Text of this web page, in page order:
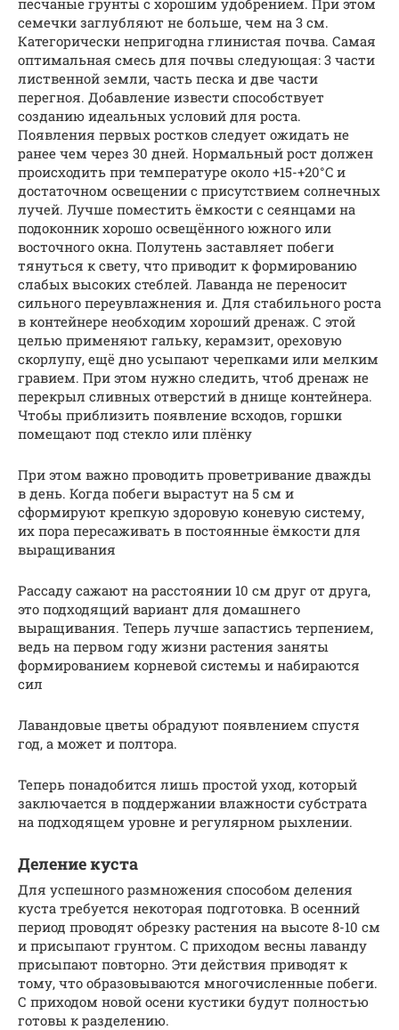
семечки заглубляют не больше, чем на 3 см.
Категорически непригодна глинистая почва. Самая
оптимальная смесь для почвы следующая: 3 части
лиственной земли, часть песка и две части
перегноя. Добавление извести способствует
созданию идеальных условий для роста.
Появления первых ростков следует ожидать не
ранее чем через 30 дней. Нормальный рост должен
происходить при температуре около +15-+20°C и
достаточном освещении с присутствием солнечных
лучей. Лучше поместить ёмкости с сеянцами на
подоконник хорошо освещённого южного или
восточного окна. Полутень заставляет побеги
тянуться к свету, что приводит к формированию
слабых высоких стеблей. Лаванда не переносит
сильного переувлажнения и. Для стабильного роста
в контейнере необходим хороший дренаж. С этой
целью применяют гальку, керамзит, ореховую
скорлупу, ещё дно усыпают черепками или мелким
гравием. При этом нужно следить, чтоб дренаж не
перекрыл сливных отверстий в днище контейнера.
Чтобы приблизить появление всходов, горшки
помещают под стекло или плёнку
При этом важно проводить проветривание дважды
в день. Когда побеги вырастут на 5 см и
сформируют крепкую здоровую коневую систему,
их пора пересаживать в постоянные ёмкости для
выращивания
Рассаду сажают на расстоянии 10 см друг от друга,
это подходящий вариант для домашнего
выращивания. Теперь лучше запастись терпением,
ведь на первом году жизни растения заняты
формированием корневой системы и набираются
сил
Лавандовые цветы обрадуют появлением спустя
год, а может и полтора.
Теперь понадобится лишь простой уход, который
заключается в поддержании влажности субстрата
на подходящем уровне и регулярном рыхлении.
Деление куста
Для успешного размножения способом деления
куста требуется некоторая подготовка. В осенний
период проводят обрезку растения на высоте 8-10 см
и присыпают грунтом. С приходом весны лаванду
присыпают повторно. Эти действия приводят к
тому, что образовываются многочисленные побеги.
С приходом новой осени кустики будут полностью
готовы к разделению.